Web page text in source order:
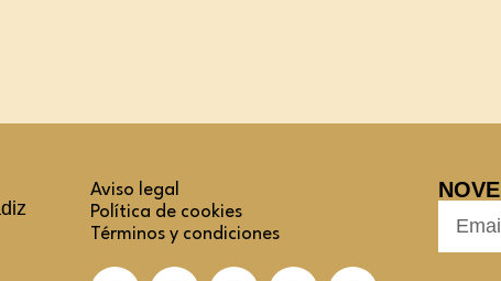
Aviso legal
Política de cookies
Términos y condiciones